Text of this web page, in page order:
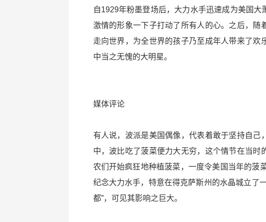
自1929年粉墨登场后，大力水手迅速成为美国
激情的形象一下子打动了所有人的心。之后，随
走向世界，为全世界的孩子乃至成年人带来了欢
中当之无愧的大明星。
媒体评论
有人说，波派是美国偶像，代表着敢于坚持自己
中，波比吃了菠菜便力大无穷，这个情节在当时
农们开始疯狂地种植菠菜，一度令美国当年的菠
纪念大力水手，特意在得克萨斯州的水晶城立了
都”，可见其影响之巨大。